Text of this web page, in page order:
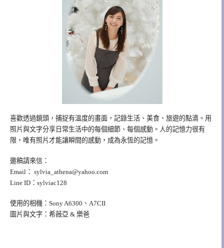
喜歡透過鏡頭，捕捉有溫度的畫面，記錄生活、美食、旅遊的點滴。用
照片與文字分享日常生活中的每個細節、每個感動。人的記憶力很有
限，唯有照片才能讓瞬間的感動，成為永恆的記憶。
邀稿請來信：
Email： sylvia_athena@yahoo.com
Line ID：sylviac128
使用的相機：Sony A6300、A7CII
圖片與文字：希薇亞 & 樂爸